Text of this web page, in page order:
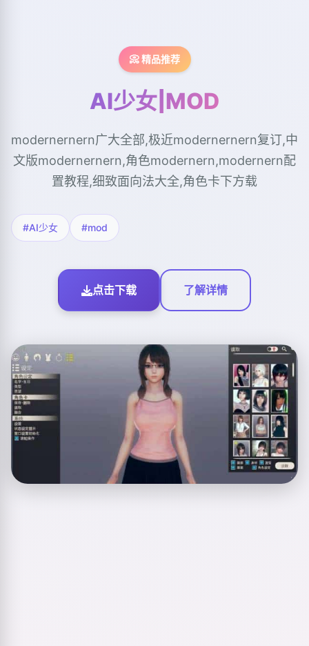
📀 精品推荐
AI少女|MOD
modernernern广大全部,极近modernernern复订,中
文版modernernern,角色modernern,modernern配
置教程,细致面向法大全,角色卡下方载
#AI少女 #mod
点击下载 了解详情